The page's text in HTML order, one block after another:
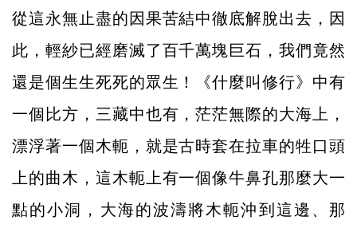
從這永無止盡的因果苦結中徹底解脫出去，因
此，輕紗已經磨滅了百千萬塊巨石，我們竟然
還是個生生死死的眾生！《什麼叫修行》中有
一個比方，三藏中也有，茫茫無際的大海上，
漂浮著一個木軛，就是古時套在拉車的牲口頭
上的曲木，這木軛上有一個像牛鼻孔那麼大一
點的小洞，大海的波濤將木軛沖到這邊、那